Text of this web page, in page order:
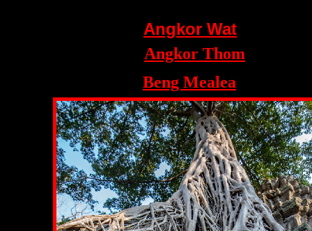
Angkor Wat
Angkor Thom
Beng Mealea